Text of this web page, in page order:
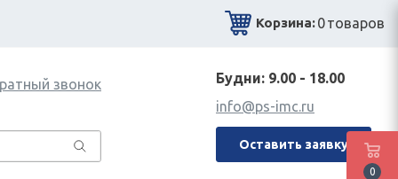
Корзина:0товаров
звонок
Будни: 9.00 - 18.00
info@ps-imc.ru
Оставить заявку
0